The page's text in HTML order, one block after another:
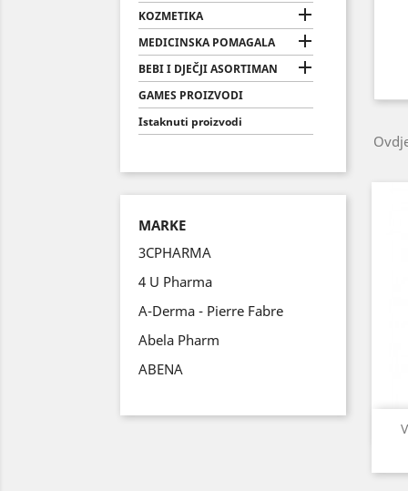
KOZMETIKA 
MEDICINSKA POMAGALA 
BEBI I DJEČJI ASORTIMAN 
GAMES PROIZVODI
Istaknuti proizvodi
MARKE
3CPHARMA
4 U Pharma
A-Derma - Pierre Fabre
Abela Pharm
ABENA